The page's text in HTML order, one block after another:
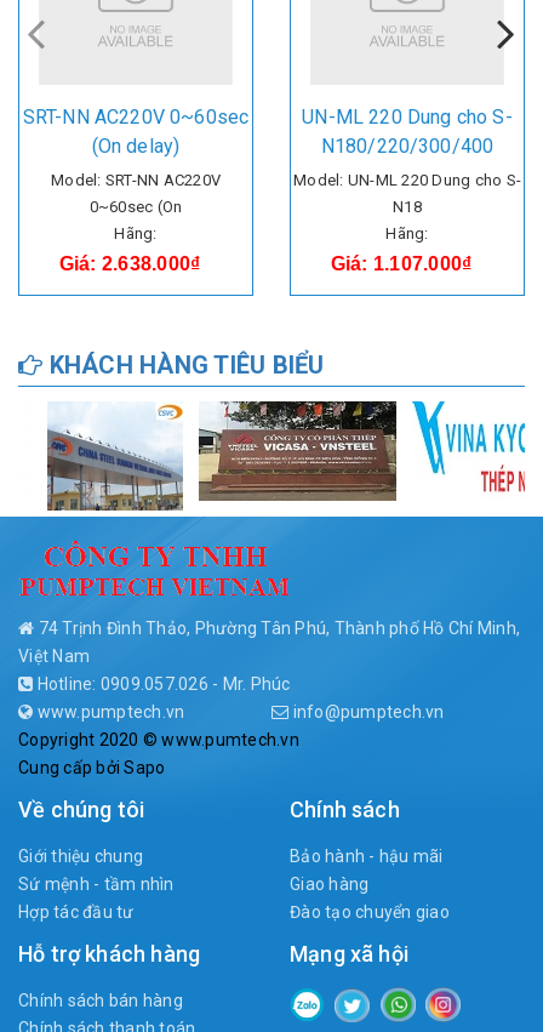
SRT-NN AC220V 0~60sec
(On delay)
Model: SRT-NN AC220V
0~60sec (On
Hãng:
Giá: 2.638.000₫
UN-ML 220 Dung cho S-
N180/220/300/400
Model: UN-ML 220 Dung cho S-
N18
Hãng:
Giá: 1.107.000₫
KHÁCH HÀNG TIÊU BIỂU
74 Trịnh Đình Thảo, Phường Tân Phú, Thành phố Hồ Chí Minh,
Việt Nam
Hotline: 0909.057.026 - Mr. Phúc
www.pumptech.vn
info@pumptech.vn
Copyright 2020 © www.pumtech.vn
Cung cấp bởiSapo
Về chúng tôi
Giới thiệu chung
Sứ mệnh - tầm nhìn
Hợp tác đầu tư
Chính sách
Bảo hành - hậu mãi
Giao hàng
Đào tạo chuyển giao
Hỗ trợ khách hàng
Chính sách bán hàng
Mạng xã hội